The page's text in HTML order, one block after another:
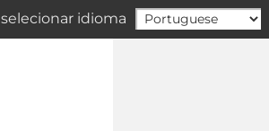
selecionar idioma